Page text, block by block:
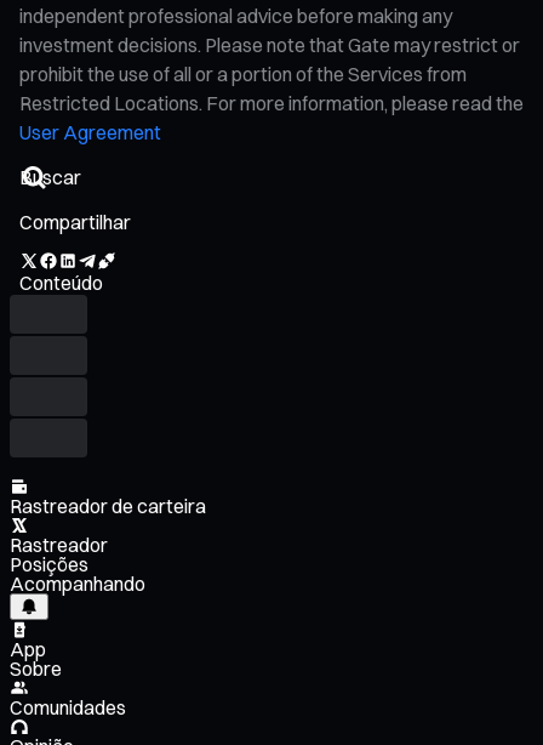
independent professional advice before making any
investment decisions. Please note that Gate may restrict or
prohibit the use of all or a portion of the Services from
Restricted Locations. For more information, please read the
User Agreement
Compartilhar
Conteúdo
Rastreador de carteira
Rastreador
Posições
Acompanhando
App
Sobre
Comunidades